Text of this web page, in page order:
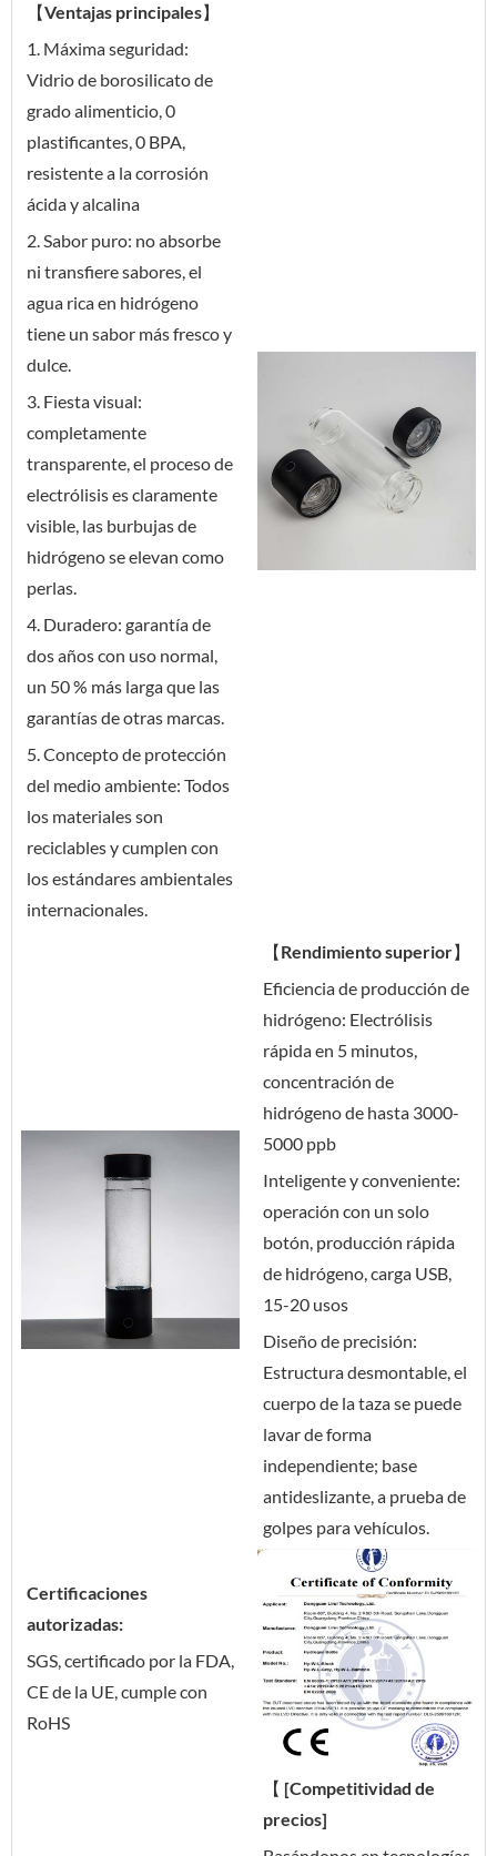
【Ventajas principales】
1. Máxima seguridad:
Vidrio de borosilicato de
grado alimenticio, 0
plastificantes, 0 BPA,
resistente a la corrosión
ácida y alcalina
2. Sabor puro: no absorbe
ni transfiere sabores, el
agua rica en hidrógeno
tiene un sabor más fresco y
dulce.
3. Fiesta visual:
completamente
transparente, el proceso de
electrólisis es claramente
visible, las burbujas de
hidrógeno se elevan como
perlas.
4. Duradero: garantía de
dos años con uso normal,
un 50 % más larga que las
garantías de otras marcas.
5. Concepto de protección
del medio ambiente: Todos
los materiales son
reciclables y cumplen con
los estándares ambientales
internacionales.
【Rendimiento superior】
Eficiencia de producción de
hidrógeno: Electrólisis
rápida en 5 minutos,
concentración de
hidrógeno de hasta 3000-
5000 ppb
Inteligente y conveniente:
operación con un solo
botón, producción rápida
de hidrógeno, carga USB,
15-20 usos
Diseño de precisión:
Estructura desmontable, el
cuerpo de la taza se puede
lavar de forma
independiente; base
antideslizante, a prueba de
golpes para vehículos.
Certificaciones
autorizadas:
SGS, certificado por la FDA,
CE de la UE, cumple con
RoHS
【 [Competitividad de
precios]